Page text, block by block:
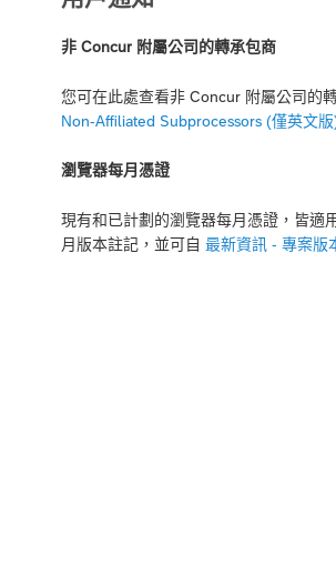
非 Concur 附屬公司的轉承包商
您可在此處查看非 Concur 附屬公司的
Non-Affiliated Subprocessors (僅英文版
瀏覽器每月憑證
現有和已計劃的瀏覽器每月憑證，皆適
月版本註記，並可自 最新資訊 - 專案版